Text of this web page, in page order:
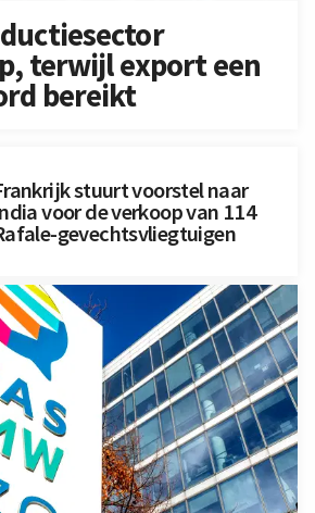
terwijl export een
bereikt
stuurt voorstel naar
voor de verkoop van 114
gevechtsvliegtuigen